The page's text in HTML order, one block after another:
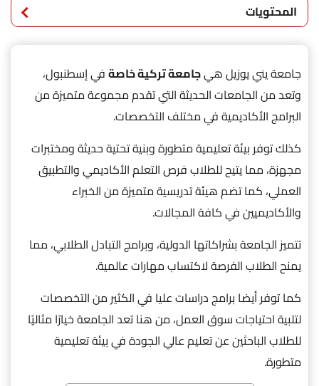
المحتويات
جامعة يني يوزيل هيجامعة تركية خاصةفي إسطنبول،
وتعد من الجامعات الحديثة التي تقدم مجموعة متميزة من
البرامج الأكاديمية في مختلف التخصصات.
كذلك توفر بيئة تعليمية متطورة وبنية تحتية حديثة ومختبرات
مجهزة، مما يتيح للطلاب فرص التعلم الأكاديمي والتطبيق
العملي، كما تضم هيئة تدريسية متميزة من الخبراء
والأكاديميين في كافة المجالات.
تتميز الجامعة بشراكاتها الدولية، وبرامج التبادل الطلابي، مما
يمنح الطلاب الفرصة لاكتساب مهارات عالمية.
كما توفر أيضا برامج دراسات عليا في الكثير من التخصصات
لتلبية احتياجات سوق العمل، من هنا تعد الجامعة خيارًا مثاليًا
للطلاب الباحثين عن تعليم عالي الجودة في بيئة تعليمية
متطورة.